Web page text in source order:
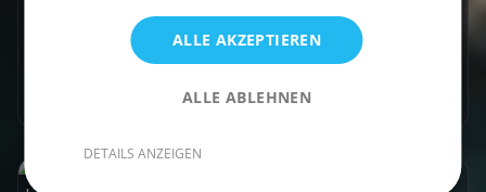
20. Dezember 2024
ALLE AKZEPTIEREN
ALLE ABLEHNEN
DETAILS ANZEIGEN